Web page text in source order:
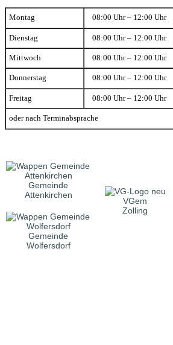
Montag 08:00 Uhr – 12:00 Uhr
Dienstag 08:00 Uhr – 12:00 Uhr
Mittwoch 08:00 Uhr – 12:00 Uhr
Donnerstag 08:00 Uhr – 12:00 Uhr
Freitag 08:00 Uhr – 12:00 Uhr
oder nach Terminabsprache
Gemeinde
Attenkirchen
VGem
Zolling
Gemeinde
Wolfersdorf